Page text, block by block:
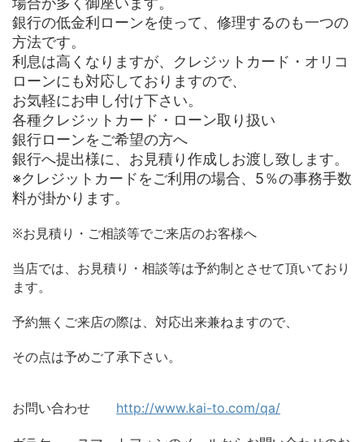
銀行の低金利ローンを使って、修理するのも一つの
方法です。
利息は高くなりますが、クレジットカード・オリコ
ローンにも対応しておりますので、
お気軽にお申し付け下さい。
各種クレジットカード・ローン取り扱い
銀行ローンをご希望の方へ
銀行へ提出様に、お見積り作成しお渡し致します。
※クレジットカードをご利用の場合、 5％の事務手数
料が掛かります。
※お見積り・ご相談等でご来店のお客様へ
当店では、お見積り・相談等は予約制とさせて頂いており
ます。
予約無くご来店の際は、対応出来兼ねますので、
その点は予めご了承下さい。
お問い合わせ http://www.kai-to.com/qa/